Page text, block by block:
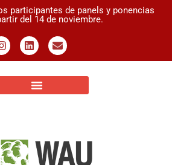
participantes de panels y ponencias
del 14 de noviembre.